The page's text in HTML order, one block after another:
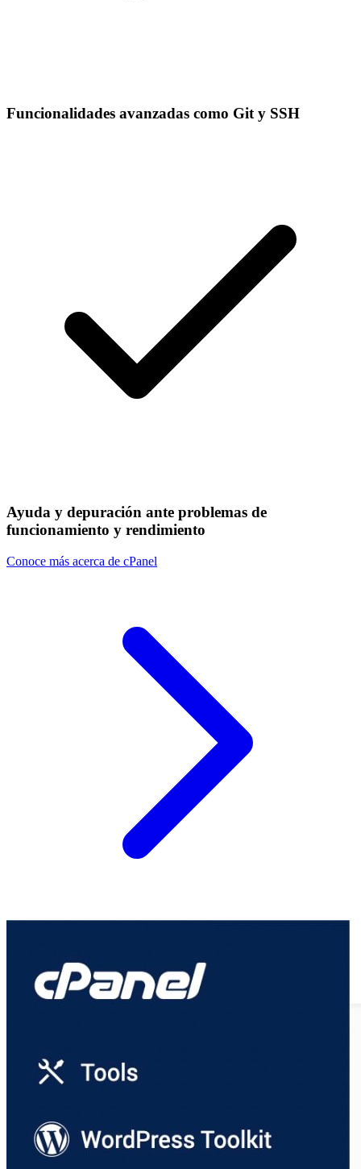
Funcionalidades avanzadas como Git y SSH
Ayuda y depuración ante problemas de
funcionamiento y rendimiento
Conoce más acerca de cPanel